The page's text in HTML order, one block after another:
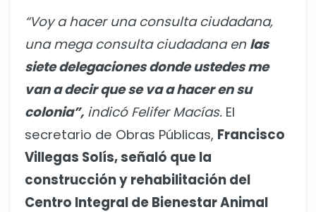
“Voy a hacer una consulta ciudadana,
una mega consulta ciudadana en las
siete delegaciones donde ustedes me
van a decir que se va a hacer en su
colonia”, indicó Felifer Macías. El
secretario de Obras Públicas, Francisco
Villegas Solís, señaló que la
construcción y rehabilitación del
Centro Integral de Bienestar Animal